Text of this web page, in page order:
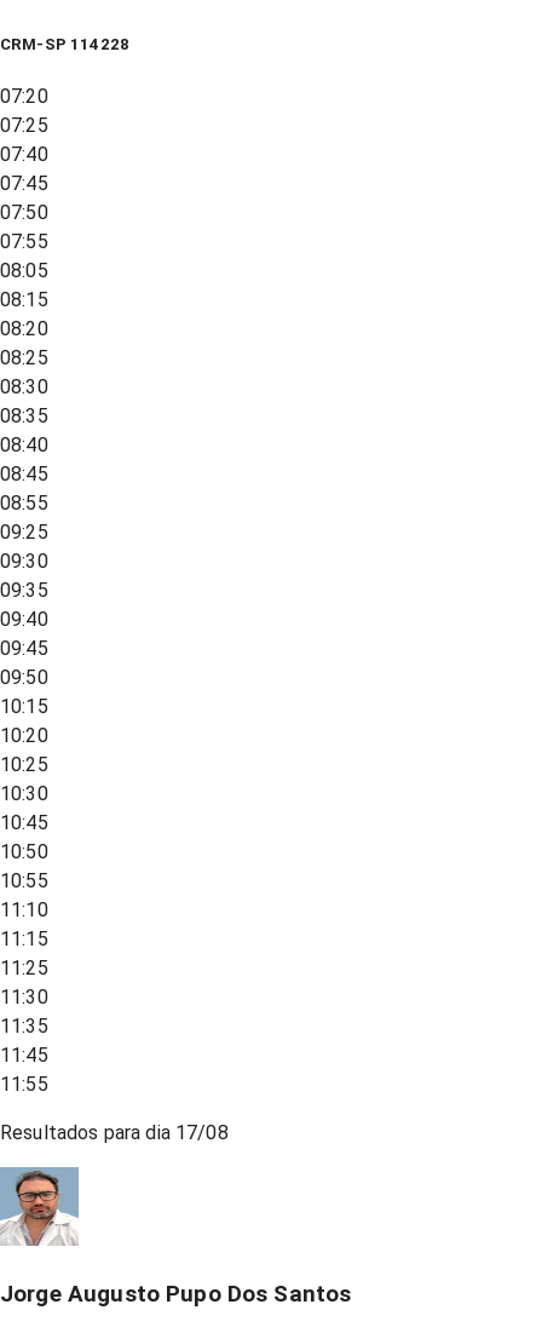
CRM-SP 114228
07:20
07:25
07:40
07:45
07:50
07:55
08:05
08:15
08:20
08:25
08:30
08:35
08:40
08:45
08:55
09:25
09:30
09:35
09:40
09:45
09:50
10:15
10:20
10:25
10:30
10:45
10:50
10:55
11:10
11:15
11:25
11:30
11:35
11:45
11:55
Resultados para dia 17/08
Jorge Augusto Pupo Dos Santos